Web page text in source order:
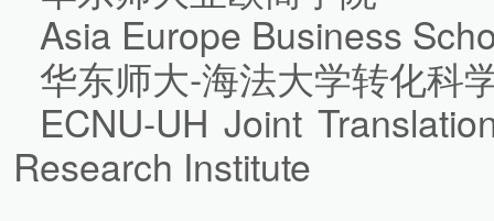
Asia Europe Business
华东师大-海法大学转化科
ECNU-UH Joint
Research Institute